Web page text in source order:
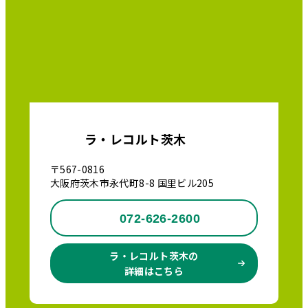
ラ・レコルト茨木
〒567-0816
大阪府茨木市永代町8-8 国里ビル205
072-626-2600
ラ・レコルト茨木の
詳細はこちら